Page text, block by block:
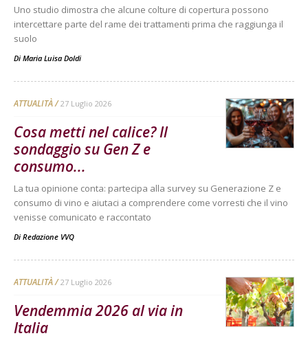
Uno studio dimostra che alcune colture di copertura possono
intercettare parte del rame dei trattamenti prima che raggiunga il
suolo
Di Maria Luisa Doldi
ATTUALITÀ 27 Luglio 2026
Cosa metti nel calice? Il
sondaggio su Gen Z e
consumo...
La tua opinione conta: partecipa alla survey su Generazione Z e
consumo di vino e aiutaci a comprendere come vorresti che il vino
venisse comunicato e raccontato
Di Redazione VVQ
ATTUALITÀ 27 Luglio 2026
Vendemmia 2026 al via in
Italia